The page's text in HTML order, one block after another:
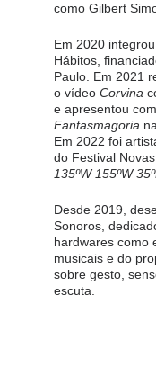
como Gilbert
Em 2020
Hábitos,
Paulo. Em 2021
o vídeo Corvina
e apresentou
Fantasmagoria
Em 2022 foi
do Festival
135ºW 155ºW
Desde 2019,
Sonoros,
hardwares como
musicais e do
sobre gesto,
escuta.